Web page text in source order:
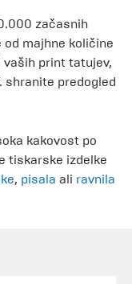
začasnih
majhne količine
vaših print tatujev,
shranite predogled
kakovost po
tiskarske izdelke
, pisala ali ravnila